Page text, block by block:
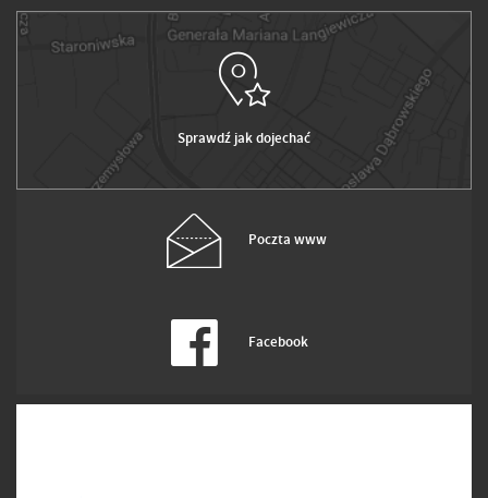
Sprawdź jak dojechać
Poczta www
Facebook